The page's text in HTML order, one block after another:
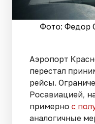
Фото: Федор
Аэропорт
перестал
рейсы.
Росавиацией,
примерно с
аналогичные